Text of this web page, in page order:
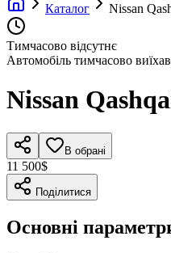
Каталог
Nissan
Тимчасово відсутнє
Автомобіль тимчасово
Nissan
В обрані
11 500$
Поділитися
Основні